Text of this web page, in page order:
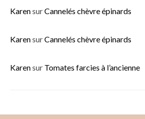
KarensurCannelés chèvre épinards
KarensurCannelés chèvre épinards
Karensur Tomates farcies à l’ancienne